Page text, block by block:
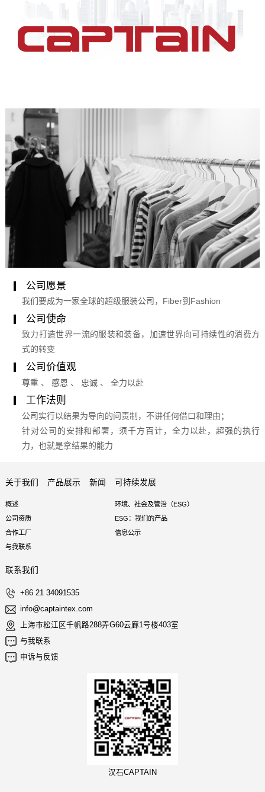
公司愿景
我们要成为一家全球的超级服装公司，Fiber到Fashion
公司使命
致力打造世界一流的服装和装备，加速世界向可持续性的消费方
式的转变
公司价值观
尊重 、 感恩 、 忠诚 、 全力以赴
工作法则
公司实行以结果为导向的问责制，不讲任何借口和理由；
针对公司的安排和部署，须千方百计，全力以赴，超强的执行
力，也就是拿结果的能力
关于我们
概述
公司资质
合作工厂
与我联系
产品展示 新闻 可持续发展
环境、社会及管治（ESG）
ESG：我们的产品
信息公示
联系我们
+86 21 34091535
info@captaintex.com
上海市松江区千帆路288弄G60云廊1号楼403室
与我联系
申诉与反馈
汉石CAPTAIN